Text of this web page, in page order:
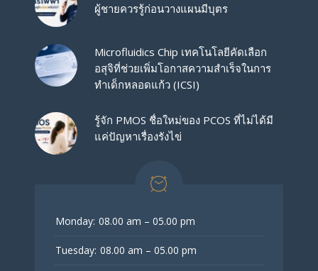
ผู้ชายควรรู้ก่อนวางแผนมีบุตร
Microfluidics Chip เทคโนโลยีคัดเลือก
อสุจิที่ช่วยเพิ่มโอกาสความสำเร็จในการ
ทำเด็กหลอดแก้ว (ICSI)
รู้จัก PMOS ชื่อใหม่ของ PCOS ที่ไม่ได้มี
แค่ปัญหาเรื่องรังไข่
Monday: 08.00 am – 05.00 pm
Tuesday: 08.00 am – 05.00 pm